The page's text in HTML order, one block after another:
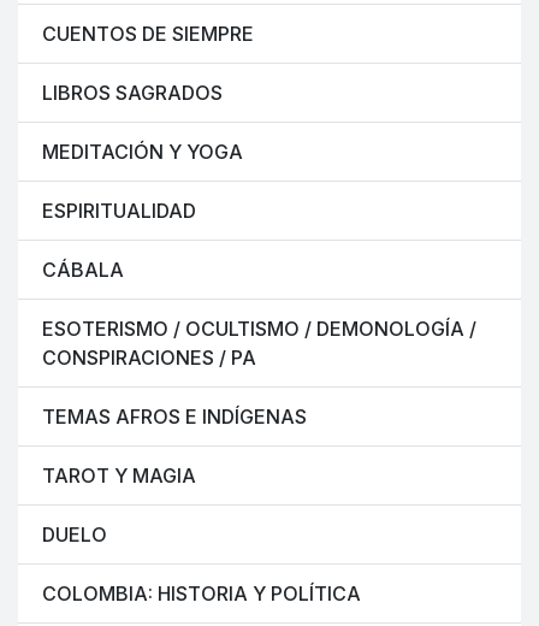
CUENTOS DE SIEMPRE
LIBROS SAGRADOS
MEDITACIÓN Y YOGA
ESPIRITUALIDAD
CÁBALA
ESOTERISMO / OCULTISMO / DEMONOLOGÍA /
CONSPIRACIONES / PA
TEMAS AFROS E INDÍGENAS
TAROT Y MAGIA
DUELO
COLOMBIA: HISTORIA Y POLÍTICA